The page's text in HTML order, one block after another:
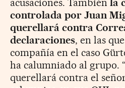
controlada por Juan
querellará contra
declaraciones, en las
compañía en el caso
ha calumniado al grupo.
querellará contra el